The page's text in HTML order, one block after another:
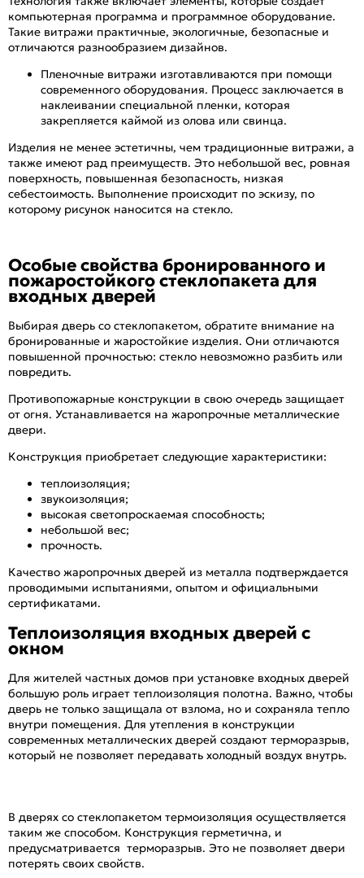
компьютерная программа и программное оборудование.
Такие витражи практичные, экологичные, безопасные и
отличаются разнообразием дизайнов.
Пленочные витражи изготавливаются при помощи
современного оборудования. Процесс заключается в
наклеивании специальной пленки, которая
закрепляется каймой из олова или свинца.
Изделия не менее эстетичны, чем традиционные витражи, а
также имеют рад преимуществ. Это небольшой вес, ровная
поверхность, повышенная безопасность, низкая
себестоимость. Выполнение происходит по эскизу, по
которому рисунок наносится на стекло.
Особые свойства бронированного и
пожаростойкого стеклопакета для
входных дверей
Выбирая дверь со стеклопакетом, обратите внимание на
бронированные и жаростойкие изделия. Они отличаются
повышенной прочностью: стекло невозможно разбить или
повредить.
Противопожарные конструкции в свою очередь защищает
от огня. Устанавливается на жаропрочные металлические
двери.
Конструкция приобретает следующие характеристики:
теплоизоляция;
звукоизоляция;
высокая светопроскаемая способность;
небольшой вес;
прочность.
Качество жаропрочных дверей из металла подтверждается
проводимыми испытаниями, опытом и официальными
сертификатами.
Теплоизоляция входных дверей с
окном
Для жителей частных домов при установке входных дверей
большую роль играет теплоизоляция полотна. Важно, чтобы
дверь не только защищала от взлома, но и сохраняла тепло
внутри помещения. Для утепления в конструкции
современных металлических дверей создают терморазрыв,
который не позволяет передавать холодный воздух внутрь.
В дверях со стеклопакетом термоизоляция осуществляется
таким же способом. Конструкция герметична, и
предусматривается терморазрыв. Это не позволяет двери
потерять своих свойств.